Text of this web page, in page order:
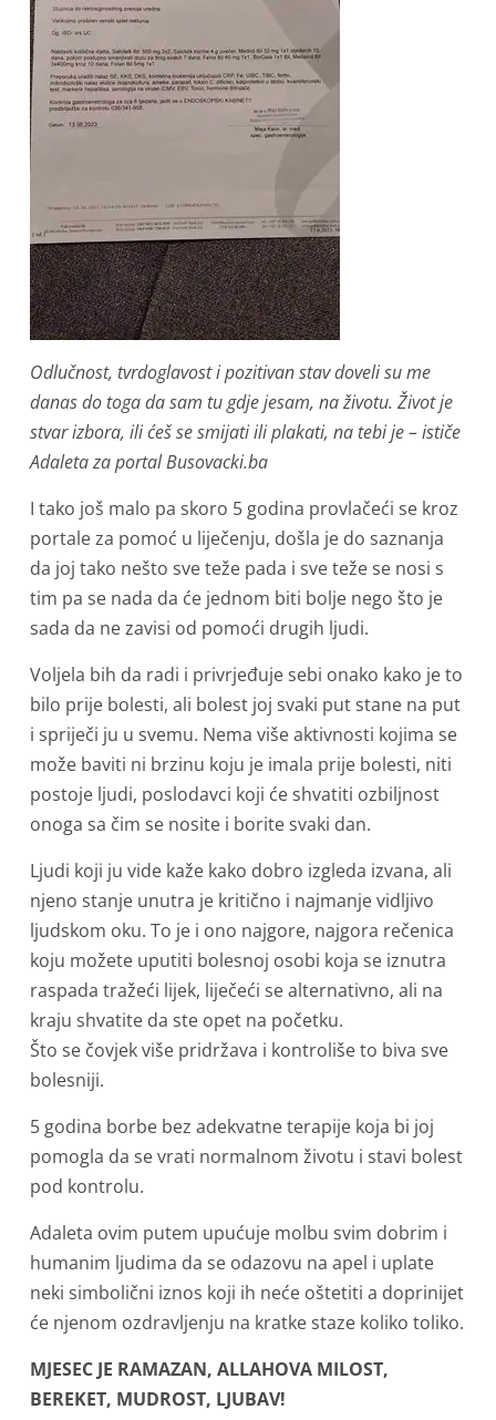
Odlučnost, tvrdoglavost i pozitivan stav doveli su me
danas do toga da sam tu gdje jesam, na životu. Život je
stvar izbora, ili ćeš se smijati ili plakati, na tebi je – ističe
Adaleta za portal Busovacki.ba
I tako još malo pa skoro 5 godina provlačeći se kroz
portale za pomoć u liječenju, došla je do saznanja
da joj tako nešto sve teže pada i sve teže se nosi s
tim pa se nada da će jednom biti bolje nego što je
sada da ne zavisi od pomoći drugih ljudi.
Voljela bih da radi i privrjeđuje sebi onako kako je to
bilo prije bolesti, ali bolest joj svaki put stane na put
i spriječi ju u svemu. Nema više aktivnosti kojima se
može baviti ni brzinu koju je imala prije bolesti, niti
postoje ljudi, poslodavci koji će shvatiti ozbiljnost
onoga sa čim se nosite i borite svaki dan.
Ljudi koji ju vide kaže kako dobro izgleda izvana, ali
njeno stanje unutra je kritično i najmanje vidljivo
ljudskom oku. To je i ono najgore, najgora rečenica
koju možete uputiti bolesnoj osobi koja se iznutra
raspada tražeći lijek, liječeći se alternativno, ali na
kraju shvatite da ste opet na početku.
Što se čovjek više pridržava i kontroliše to biva sve
bolesniji.
5 godina borbe bez adekvatne terapije koja bi joj
pomogla da se vrati normalnom životu i stavi bolest
pod kontrolu.
Adaleta ovim putem upućuje molbu svim dobrim i
humanim ljudima da se odazovu na apel i uplate
neki simbolični iznos koji ih neće oštetiti a doprinijet
će njenom ozdravljenju na kratke staze koliko toliko.
MJESEC JE RAMAZAN, ALLAHOVA MILOST,
BEREKET, MUDROST, LJUBAV!